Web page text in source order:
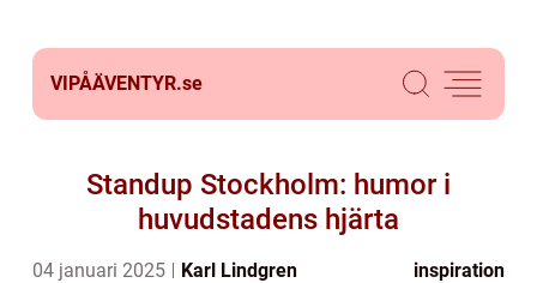
VIPÅÄVENTYR.se
Standup Stockholm: humor i
huvudstadens hjärta
04 januari 2025 Karl Lindgren inspiration